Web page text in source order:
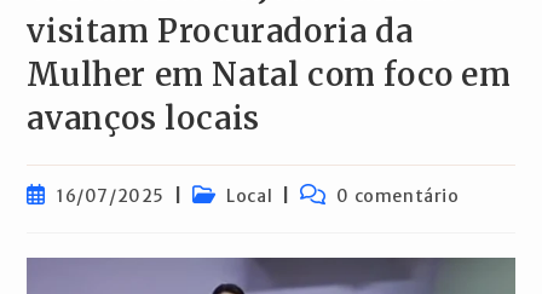
visitam Procuradoria da
Mulher em Natal com foco em
avanços locais
Post16/07/2025
Categoria
Local
Comentários
0 comentário